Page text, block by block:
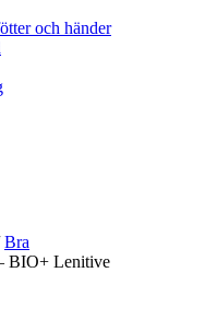
och händer
Bra
BIO+ Lenitive